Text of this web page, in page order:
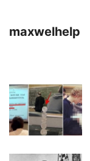
maxwelhelp